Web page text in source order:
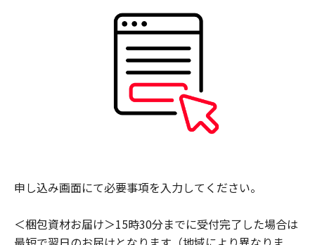
申し込み画面にて必要事項を入力してください。
＜梱包資材お届け＞15時30分までに受付完了した場合は